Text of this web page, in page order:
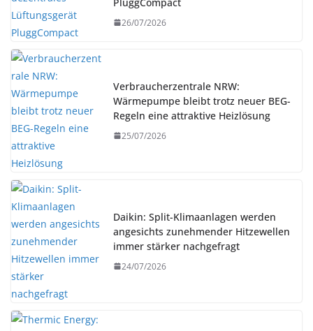
26/07/2026
Verbraucherzentrale NRW:
Wärmepumpe bleibt trotz neuer BEG-
Regeln eine attraktive Heizlösung
25/07/2026
Daikin: Split-Klimaanlagen werden
angesichts zunehmender Hitzewellen
immer stärker nachgefragt
24/07/2026